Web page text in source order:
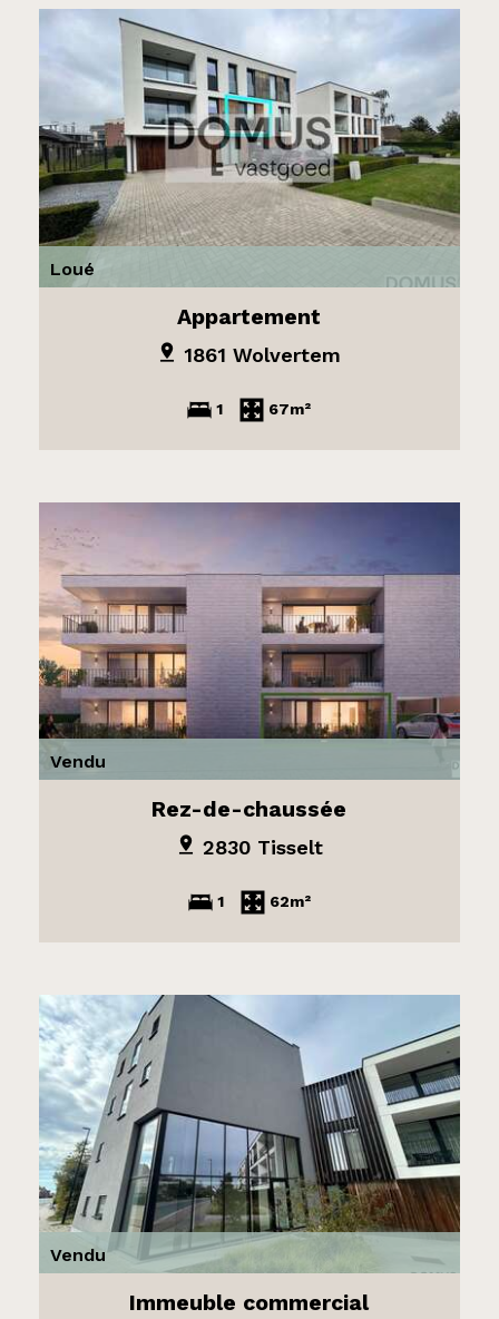
Loué
Appartement
1861 Wolvertem
1 67m²
Vendu
Rez-de-chaussée
2830 Tisselt
1 62m²
Vendu
Immeuble commercial